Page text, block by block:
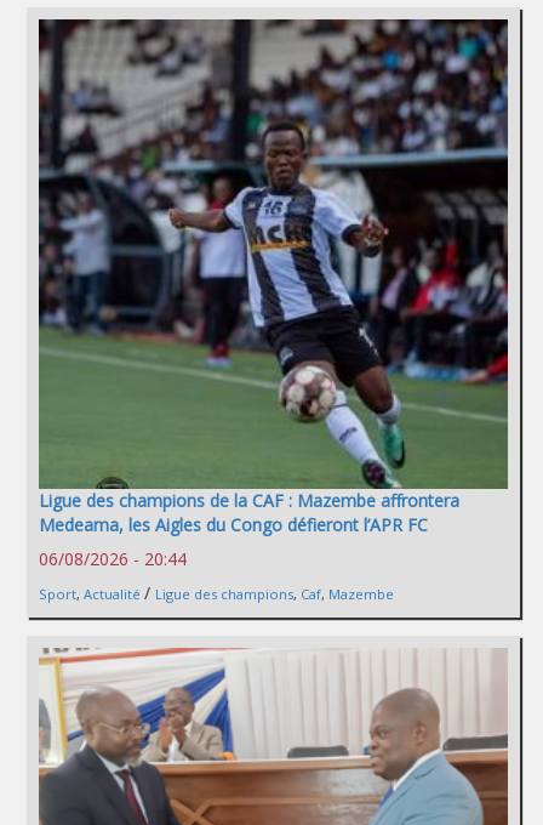
Ligue des champions de la CAF : Mazembe affrontera
Medeama, les Aigles du Congo défieront l’APR FC
06/08/2026 - 20:44
Sport, Actualité / Ligue des champions, Caf, Mazembe